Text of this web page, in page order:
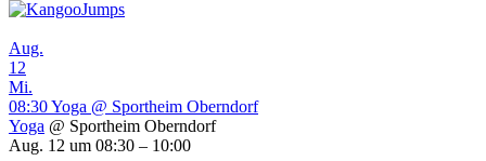
Aug.
12
Mi.
08:30Yoga @ Sportheim Oberndorf
Yoga @ Sportheim Oberndorf
Aug. 12 um 08:30 – 10:00